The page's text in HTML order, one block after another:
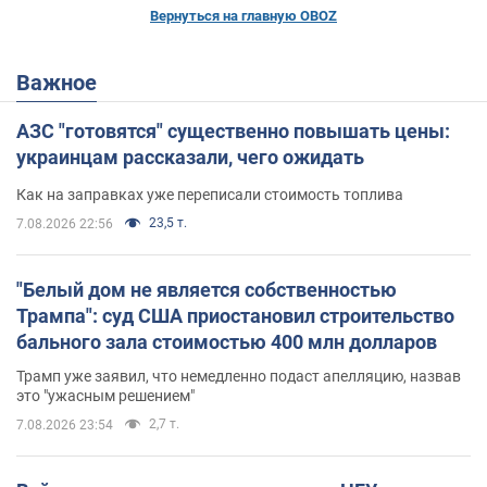
Вернуться на главную OBOZ
Важное
АЗС "готовятся" существенно повышать цены:
украинцам рассказали, чего ожидать
Как на заправках уже переписали стоимость топлива
7.08.2026 22:56 23,5 т.
"Белый дом не является собственностью
Трампа": суд США приостановил строительство
бального зала стоимостью 400 млн долларов
Трамп уже заявил, что немедленно подаст апелляцию, назвав
это "ужасным решением"
7.08.2026 23:54 2,7 т.